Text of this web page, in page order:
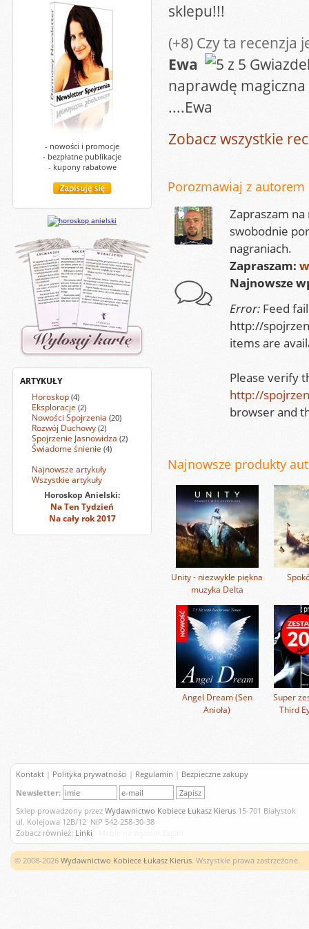
- nowości i promocje
- bezpłatne publikacje
- kupony rabatowe
ARTYKUŁY
Horoskop (4)
Eksploracje (2)
Nowości Spojrzenia (20)
Rozwój Duchowy (2)
Spojrzenie Jasnowidza (2)
Świadome śnienie (4)
Najnowsze artykuły
Wszystkie artykuły
Horoskop Anielski:
Na Ten Tydzień
Na cały rok 2017
sklepu!!!
(+8) Czy ta recenzja
Ewa
naprawdę
....Ewa
Zobacz wszystkie
Porozmawiaj z autorem
Zapraszam
swobodnie
nagraniach.
Zapraszam:
Najnowsze
Error: Feed
http://
items are
Please verify
http://
browser and
Najnowsze produkty
Unity - niezwykle piękna
muzyka Delta
Angel Dream (Sen
Anioła)
Super
Third
Kontakt | Polityka prywatności | Regulamin | Bezpieczne zakupy
Newsletter:
Sklep prowadzony przez Wydawnictwo Kobiece Łukasz Kierus 15-701 Białystok
ul. Kolejowa 12B/12 NIP 542-258-30-38
Zobacz również: Linki
© 2008-2026 Wydawnictwo Kobiece Łukasz Kierus. Wszystkie prawa zastrzeżone.